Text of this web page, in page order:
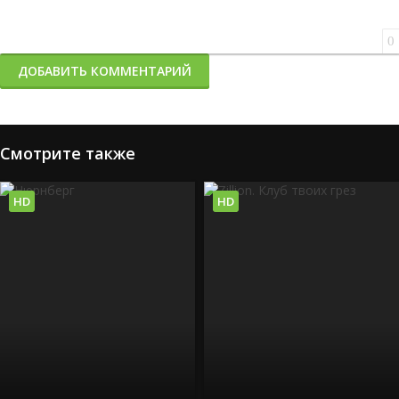
0
ДОБАВИТЬ КОММЕНТАРИЙ
Смотрите также
HD HD